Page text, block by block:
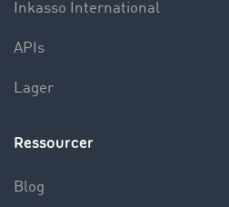
Inkasso International
APIs
Lager
Ressourcer
Blog